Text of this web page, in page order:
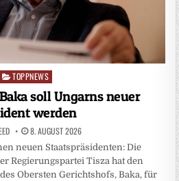
Posted
in
TOPPNEWS
soll Ungarns neuer
werden
8. AUGUST 2026
neuen Staatspräsidenten: Die
Regierungspartei Tisza hat den
Obersten Gerichtshofs, Baka, für